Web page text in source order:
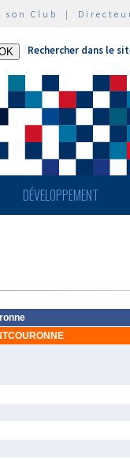
son Club |
Rechercher dans le
DÉVELOPPEMENT